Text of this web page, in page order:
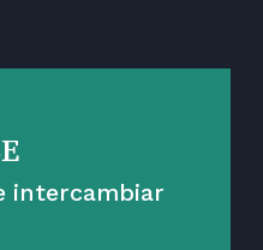
intercambiar